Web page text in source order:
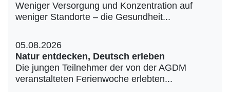
Weniger Versorgung und Konzentration auf
weniger Standorte – die Gesundheit...
05.08.2026
Natur entdecken, Deutsch erleben
Die jungen Teilnehmer der von der AGDM
veranstalteten Ferienwoche erlebten...